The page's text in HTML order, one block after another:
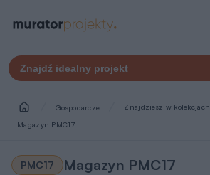
Znajdź idealny projekt
Gospodarcze Znajdziesz w kolekcjach
Magazyn PMC17
PMC17 Magazyn PMC17